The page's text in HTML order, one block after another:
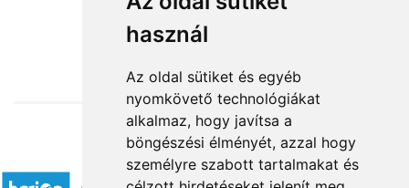
használ
Az oldal sütiket és egyéb
nyomkövető technológiákat
alkalmaz, hogy javítsa a
böngészési élményét, azzal hogy
személyre szabott tartalmakat és
from HUF11,720
Accepted payment methods